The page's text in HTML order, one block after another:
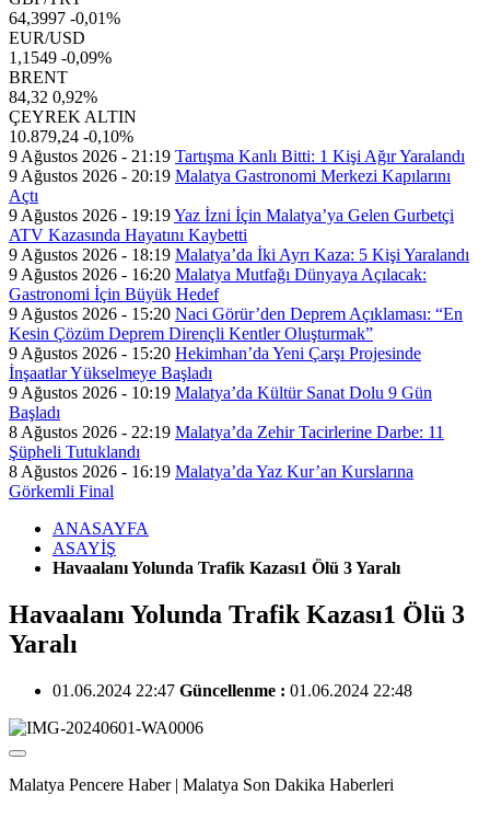
64,3997 -0,01%
EUR/USD
1,1549 -0,09%
BRENT
84,32 0,92%
ÇEYREK ALTIN
10.879,24 -0,10%
9 Ağustos 2026 - 21:19 Tartışma Kanlı Bitti: 1 Kişi Ağır Yaralandı
9 Ağustos 2026 - 20:19 Malatya Gastronomi Merkezi Kapılarını
Açtı
9 Ağustos 2026 - 19:19Yaz İzni İçin Malatya’ya Gelen Gurbetçi
ATV Kazasında Hayatını Kaybetti
9 Ağustos 2026 - 18:19 Malatya’da İki Ayrı Kaza: 5 Kişi Yaralandı
9 Ağustos 2026 - 16:20 Malatya Mutfağı Dünyaya Açılacak:
Gastronomi İçin Büyük Hedef
9 Ağustos 2026 - 15:20 Naci Görür’den Deprem Açıklaması: “En
Kesin Çözüm Deprem Dirençli Kentler Oluşturmak”
9 Ağustos 2026 - 15:20 Hekimhan’da Yeni Çarşı Projesinde
İnşaatlar Yükselmeye Başladı
9 Ağustos 2026 - 10:19 Malatya’da Kültür Sanat Dolu 9 Gün
Başladı
8 Ağustos 2026 - 22:19 Malatya’da Zehir Tacirlerine Darbe: 11
Şüpheli Tutuklandı
8 Ağustos 2026 - 16:19 Malatya’da Yaz Kur’an Kurslarına
Görkemli Final
ANASAYFA
ASAYİŞ
Havaalanı Yolunda Trafik Kazası1 Ölü 3 Yaralı
Havaalanı Yolunda Trafik Kazası1 Ölü 3
Yaralı
01.06.2024 22:47 Güncellenme : 01.06.2024 22:48
Malatya Pencere Haber | Malatya Son Dakika Haberleri